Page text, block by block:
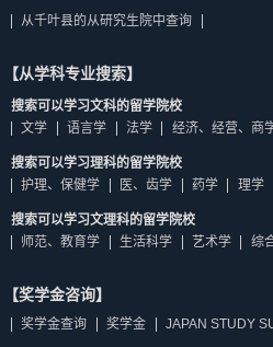
从千叶县的从研究生院中查询
【从学科专业搜索】
搜索可以学习文科的留学院校
文学
语言学 法学 经济、经营、商
搜索可以学习理科的留学院校
护理、保健学
医、齿学 药学 理学
搜索可以学习文理科的留学院校
师范、教育学
生活科学 艺术学 综
【奖学金咨询】
奖学金查询 奖学金 JAPAN STUDY